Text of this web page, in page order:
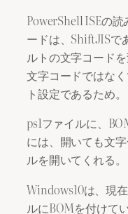
PowerShell ISEの
ードは、ShiftJISで
ルトの文字コード
文字コードではな
ト設定であるため。
ps1ファイルに、
には、開いても文
ルを開いてくれる。
Windows10は、現
ルにBOMを付けて